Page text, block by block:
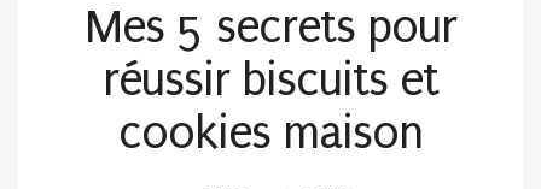
Mes 5 secrets pour
réussir biscuits et
cookies maison